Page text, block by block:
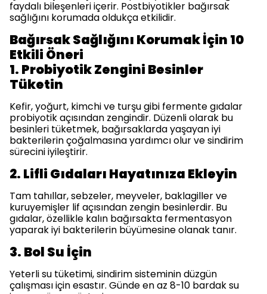
faydalı bileşenleri içerir. Postbiyotikler bağırsak
sağlığını korumada oldukça etkilidir.
Bağırsak Sağlığını Korumak İçin 10
Etkili Öneri
1. Probiyotik Zengini Besinler
Tüketin
Kefir, yoğurt, kimchi ve turşu gibi fermente gıdalar
probiyotik açısından zengindir. Düzenli olarak bu
besinleri tüketmek, bağırsaklarda yaşayan iyi
bakterilerin çoğalmasına yardımcı olur ve sindirim
sürecini iyileştirir.
2. Lifli Gıdaları Hayatınıza Ekleyin
Tam tahıllar, sebzeler, meyveler, baklagiller ve
kuruyemişler lif açısından zengin besinlerdir. Bu
gıdalar, özellikle kalın bağırsakta fermentasyon
yaparak iyi bakterilerin büyümesine olanak tanır.
3. Bol Su İçin
Yeterli su tüketimi, sindirim sisteminin düzgün
çalışması için esastır. Günde en az 8-10 bardak su